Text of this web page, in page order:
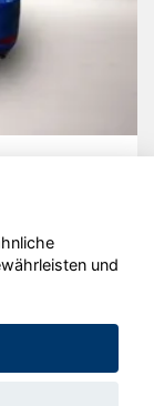
- 2026
und